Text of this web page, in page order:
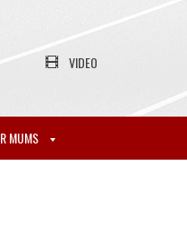
VIDEO
MUMS